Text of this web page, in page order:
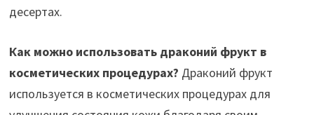
десертах.
Как можно использовать драконий фрукт в
косметических процедурах? Драконий фрукт
используется в косметических процедурах для